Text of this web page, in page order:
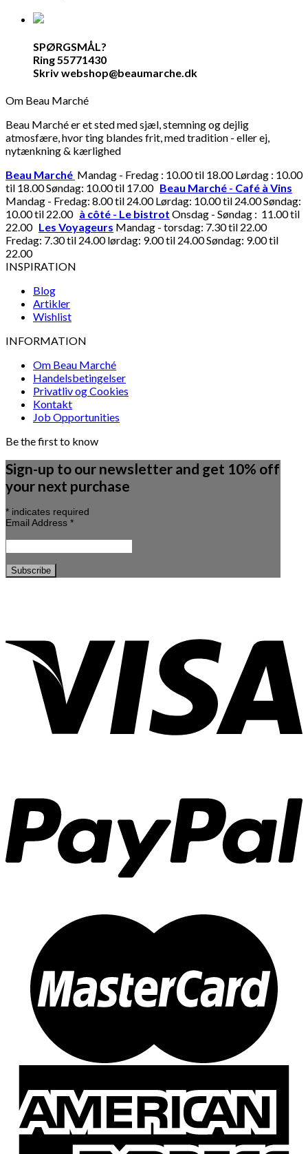
SPØRGSMÅL?
Ring 55771430
Skriv webshop@beaumarche.dk
Om Beau Marché
Beau Marché er et sted med sjæl, stemning og dejlig
atmosfære, hvor ting blandes frit, med tradition - eller ej,
nytænkning & kærlighed
Beau Marché Mandag - Fredag : 10.00 til 18.00 Lørdag : 10.00
til 18.00 Søndag: 10.00 til 17.00 Beau Marché - Café à Vins
Mandag - Fredag: 8.00 til 24.00 Lørdag: 10.00 til 24.00 Søndag:
10.00 til 22.00 à côté - Le bistrot Onsdag - Søndag : 11.00 til
22.00 Les Voyageurs Mandag - torsdag: 7.30 til 22.00
Fredag: 7.30 til 24.00 lørdag: 9.00 til 24.00 Søndag: 9.00 til
22.00
INSPIRATION
Blog
Artikler
Wishlist
INFORMATION
Om Beau Marché
Handelsbetingelser
Privatliv og Cookies
Kontakt
Job Opportunities
Be the first to know
Sign-up to our newsletter and get 10% off
your next purchase
* indicates required
Email Address *